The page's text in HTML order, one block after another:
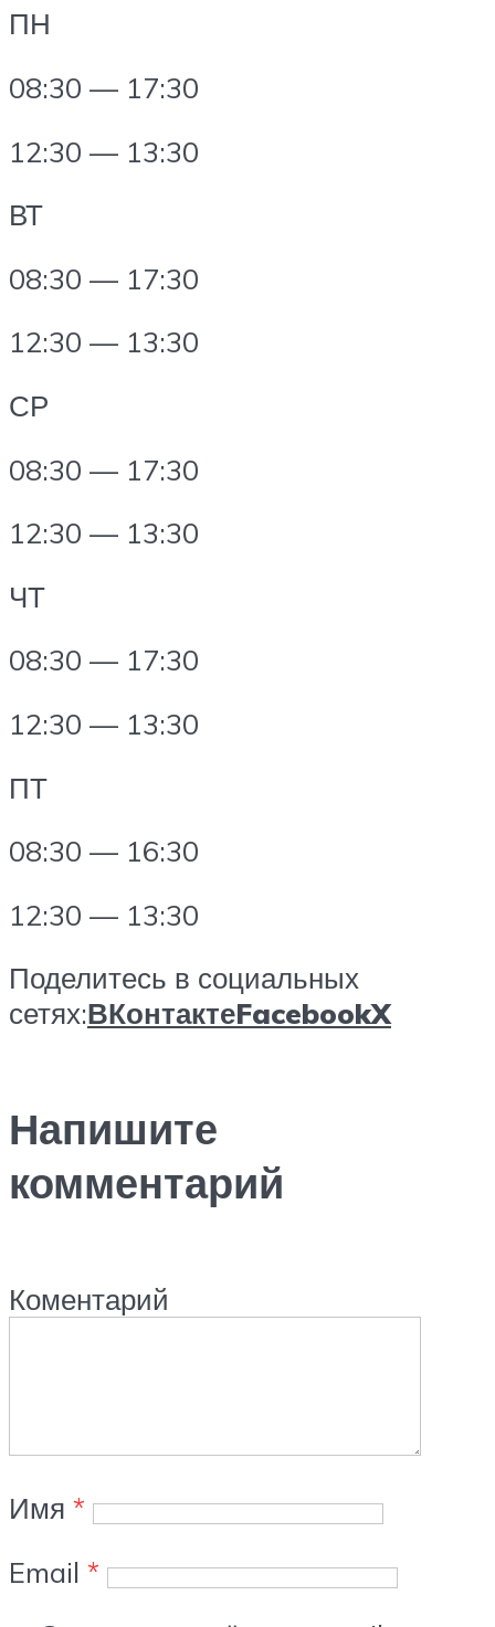
ПН
08:30 — 17:30
12:30 — 13:30
ВТ
08:30 — 17:30
12:30 — 13:30
СР
08:30 — 17:30
12:30 — 13:30
ЧТ
08:30 — 17:30
12:30 — 13:30
ПТ
08:30 — 16:30
12:30 — 13:30
Поделитесь в социальных
сетях:ВКонтактеFacebookX
Напишите
комментарий
Коментарий
Имя *
Email *